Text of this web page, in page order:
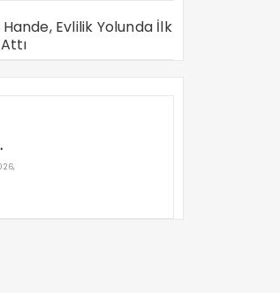
Evlilik Yolunda İlk